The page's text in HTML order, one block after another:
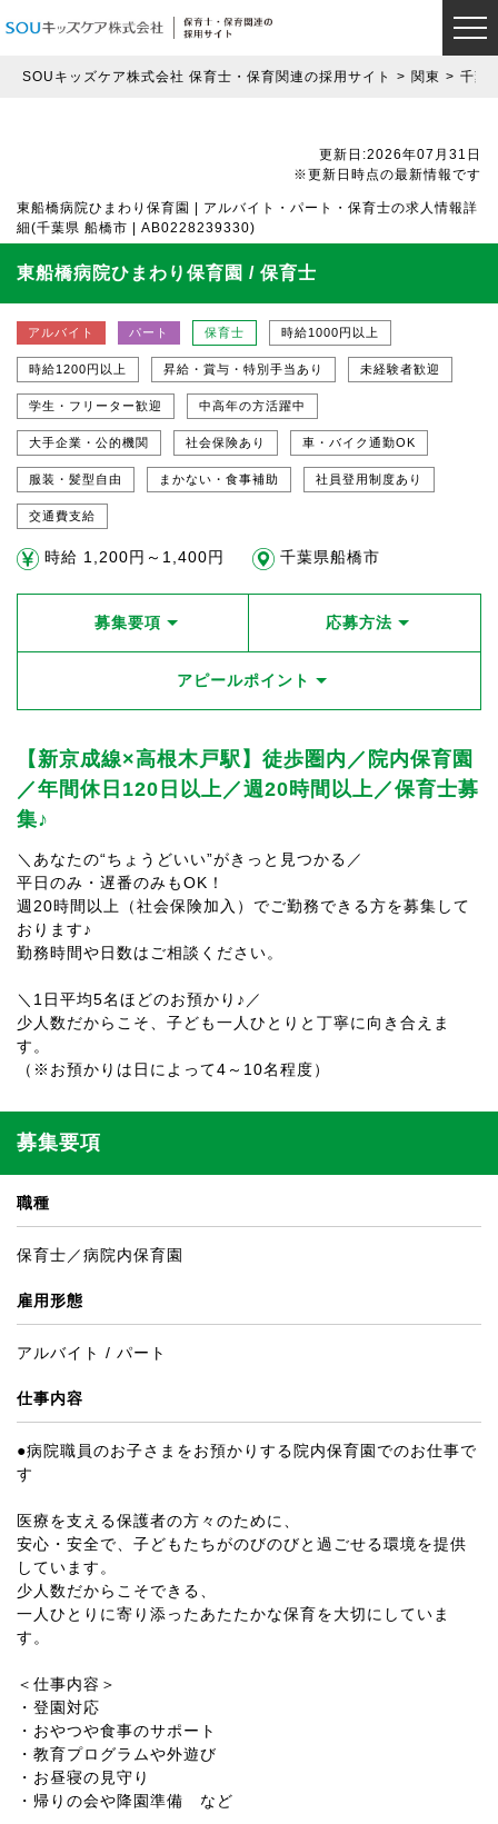
SOUキッズケア株式会社 保育士・保育関連の採用サイト 関東 千葉
更新日:2026年07月31日
※更新日時点の最新情報です
東船橋病院ひまわり保育園 | アルバイト・パート・保育士の求人情報詳
細(千葉県 船橋市 | AB0228239330)
東船橋病院ひまわり保育園 / 保育士
アルバイト パート 保育士 時給1000円以上
時給1200円以上 昇給・賞与・特別手当あり 未経験者歓迎
学生・フリーター歓迎 中高年の方活躍中
大手企業・公的機関 社会保険あり 車・バイク通勤OK
服装・髪型自由 まかない・食事補助 社員登用制度あり
交通費支給
時給 1,200円～1,400円 千葉県船橋市
募集要項 応募方法
アピールポイント
【新京成線×高根木戸駅】徒歩圏内／院内保育園
／年間休日120日以上／週20時間以上／保育士募
集♪
＼あなたの“ちょうどいい”がきっと見つかる／
平日のみ・遅番のみもOK！
週20時間以上（社会保険加入）でご勤務できる方を募集して
おります♪
勤務時間や日数はご相談ください。
＼1日平均5名ほどのお預かり♪／
少人数だからこそ、子ども一人ひとりと丁寧に向き合えま
す。
（※お預かりは日によって4～10名程度）
募集要項
職種
保育士／病院内保育園
雇用形態
アルバイト / パート
仕事内容
●病院職員のお子さまをお預かりする院内保育園でのお仕事で
す
医療を支える保護者の方々のために、
安心・安全で、子どもたちがのびのびと過ごせる環境を提供
しています。
少人数だからこそできる、
一人ひとりに寄り添ったあたたかな保育を大切にしていま
す。
＜仕事内容＞
・登園対応
・おやつや食事のサポート
・教育プログラムや外遊び
・お昼寝の見守り
・帰りの会や降園準備 など